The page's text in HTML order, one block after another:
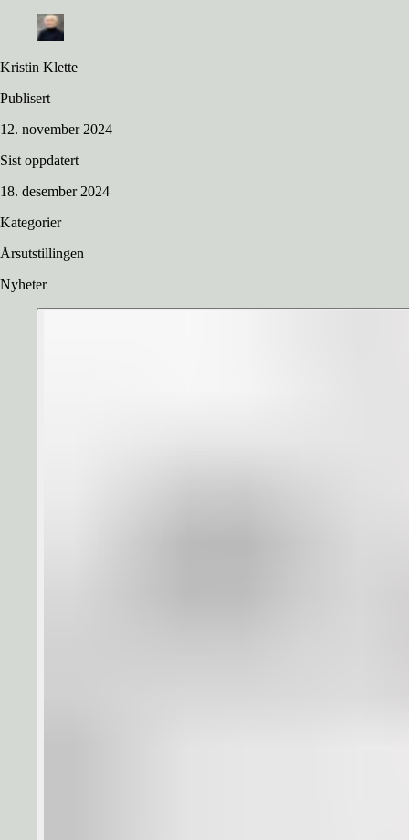
Kristin Klette
Publisert
12. november 2024
Sist oppdatert
18. desember 2024
Kategorier
Årsutstillingen
Nyheter